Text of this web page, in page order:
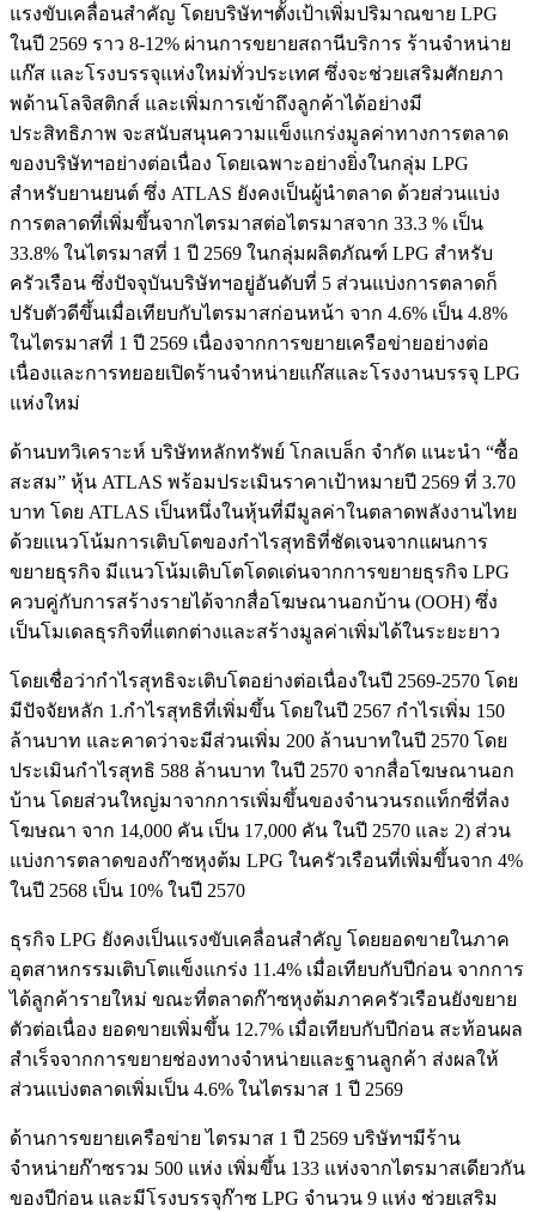
แรงขับเคลื่อนสำคัญ โดยบริษัทฯตั้งเป้าเพิ่มปริมาณขาย LPG
ในปี 2569 ราว 8-12% ผ่านการขยายสถานีบริการ ร้านจำหน่าย
แก๊ส และโรงบรรจุแห่งใหม่ทั่วประเทศ ซึ่งจะช่วยเสริมศักยภา
พด้านโลจิสติกส์ และเพิ่มการเข้าถึงลูกค้าได้อย่างมี
ประสิทธิภาพ จะสนับสนุนความแข็งแกร่งมูลค่าทางการตลาด
ของบริษัทฯอย่างต่อเนื่อง โดยเฉพาะอย่างยิ่งในกลุ่ม LPG
สำหรับยานยนต์ ซึ่ง ATLAS ยังคงเป็นผู้นำตลาด ด้วยส่วนแบ่ง
การตลาดที่เพิ่มขึ้นจากไตรมาสต่อไตรมาสจาก 33.3 % เป็น
33.8% ในไตรมาสที่ 1 ปี 2569 ในกลุ่มผลิตภัณฑ์ LPG สำหรับ
ครัวเรือน ซึ่งปัจจุบันบริษัทฯอยู่อันดับที่ 5 ส่วนแบ่งการตลาดก็
ปรับตัวดีขึ้นเมื่อเทียบกับไตรมาสก่อนหน้า จาก 4.6% เป็น 4.8%
ในไตรมาสที่ 1 ปี 2569 เนื่องจากการขยายเครือข่ายอย่างต่อ
เนื่องและการทยอยเปิดร้านจำหน่ายแก๊สและโรงงานบรรจุ LPG
แห่งใหม่
ด้านบทวิเคราะห์ บริษัทหลักทรัพย์ โกลเบล็ก จำกัด แนะนำ “ซื้อ
สะสม” หุ้น ATLAS พร้อมประเมินราคาเป้าหมายปี 2569 ที่ 3.70
บาท โดย ATLAS เป็นหนึ่งในหุ้นที่มีมูลค่าในตลาดพลังงานไทย
ด้วยแนวโน้มการเติบโตของกำไรสุทธิที่ชัดเจนจากแผนการ
ขยายธุรกิจ มีแนวโน้มเติบโตโดดเด่นจากการขยายธุรกิจ LPG
ควบคู่กับการสร้างรายได้จากสื่อโฆษณานอกบ้าน (OOH) ซึ่ง
เป็นโมเดลธุรกิจที่แตกต่างและสร้างมูลค่าเพิ่มได้ในระยะยาว
โดยเชื่อว่ากำไรสุทธิจะเติบโตอย่างต่อเนื่องในปี 2569-2570 โดย
มีปัจจัยหลัก 1.กำไรสุทธิที่เพิ่มขึ้น โดยในปี 2567 กำไรเพิ่ม 150
ล้านบาท และคาดว่าจะมีส่วนเพิ่ม 200 ล้านบาทในปี 2570 โดย
ประเมินกำไรสุทธิ 588 ล้านบาท ในปี 2570 จากสื่อโฆษณานอก
บ้าน โดยส่วนใหญ่มาจากการเพิ่มขึ้นของจำนวนรถแท็กซี่ที่ลง
โฆษณา จาก 14,000 คัน เป็น 17,000 คัน ในปี 2570 และ 2) ส่วน
แบ่งการตลาดของก๊าซหุงต้ม LPG ในครัวเรือนที่เพิ่มขึ้นจาก 4%
ในปี 2568 เป็น 10% ในปี 2570
ธุรกิจ LPG ยังคงเป็นแรงขับเคลื่อนสำคัญ โดยยอดขายในภาค
อุตสาหกรรมเติบโตแข็งแกร่ง 11.4% เมื่อเทียบกับปีก่อน จากการ
ได้ลูกค้ารายใหม่ ขณะที่ตลาดก๊าซหุงต้มภาคครัวเรือนยังขยาย
ตัวต่อเนื่อง ยอดขายเพิ่มขึ้น 12.7% เมื่อเทียบกับปีก่อน สะท้อนผล
สำเร็จจากการขยายช่องทางจำหน่ายและฐานลูกค้า ส่งผลให้
ส่วนแบ่งตลาดเพิ่มเป็น 4.6% ในไตรมาส 1 ปี 2569
ด้านการขยายเครือข่าย ไตรมาส 1 ปี 2569 บริษัทฯมีร้าน
จำหน่ายก๊าซรวม 500 แห่ง เพิ่มขึ้น 133 แห่งจากไตรมาสเดียวกัน
ของปีก่อน และมีโรงบรรจุก๊าซ LPG จำนวน 9 แห่ง ช่วยเสริม